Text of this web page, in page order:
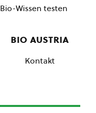
Bio-Wissen testen
bio austria
Kontakt